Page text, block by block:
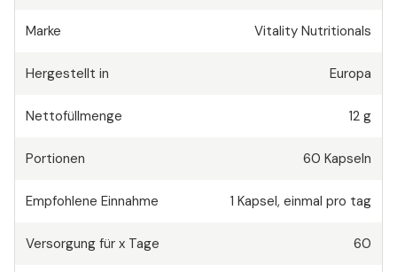
Marke Vitality Nutritionals
Hergestellt in Europa
Nettofüllmenge 12 g
Portionen 60 Kapseln
Empfohlene Einnahme 1 Kapsel, einmal pro tag
Versorgung für x Tage 60